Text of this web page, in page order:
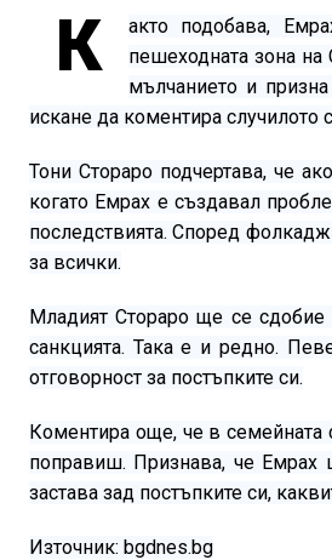
К
акто подобава,
пешеходната зона
мълчанието и
искане да коментира случилото
Тони Стораро подчертава, че
когато Емрах е създавал
последствията. Според
за всички.
Младият Стораро ще се
санкцията. Така е и редно.
отговорност за постъпките си.
Коментира още, че в семейната
поправиш. Признава, че Емрах
застава зад постъпките си,
Източник: bgdnes.bg